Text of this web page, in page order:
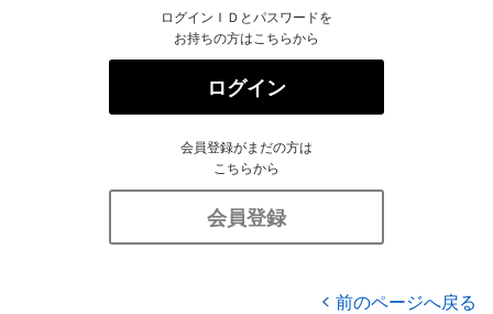
ログインＩＤとパスワードを
お持ちの方はこちらから
ログイン
会員登録がまだの方は
こちらから
会員登録
前のページへ戻る